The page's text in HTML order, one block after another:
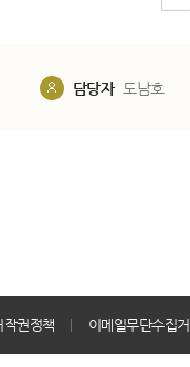
담당자 도남호
작권정책 이메일무단수집